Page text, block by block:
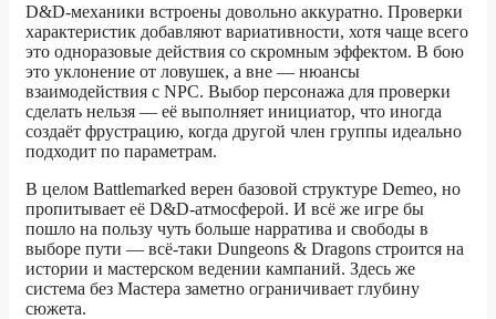
D&D-механики встроены довольно аккуратно. Проверки
характеристик добавляют вариативности, хотя чаще всего
это одноразовые действия со скромным эффектом. В бою
это уклонение от ловушек, а вне — нюансы
взаимодействия с NPC. Выбор персонажа для проверки
сделать нельзя — её выполняет инициатор, что иногда
создаёт фрустрацию, когда другой член группы идеально
подходит по параметрам.
В целом Battlemarked верен базовой структуре Demeo, но
пропитывает её D&D-атмосферой. И всё же игре бы
пошло на пользу чуть больше нарратива и свободы в
выборе пути — всё-таки Dungeons & Dragons строится на
истории и мастерском ведении кампаний. Здесь же
система без Мастера заметно ограничивает глубину
сюжета.